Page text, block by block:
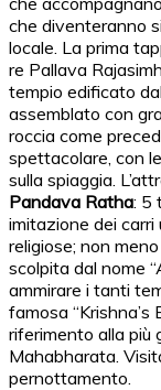
che diventeranno
locale. La prima
re Pallava
tempio edificato
assemblato con
roccia come
spettacolare, con
sulla spiaggia.
Pandava Ratha: 5
imitazione dei carri
religiose; non
scolpita dal nome
ammirare i tanti
famosa “Krishna’s
riferimento alla più
Mahabharata.
pernottamento.